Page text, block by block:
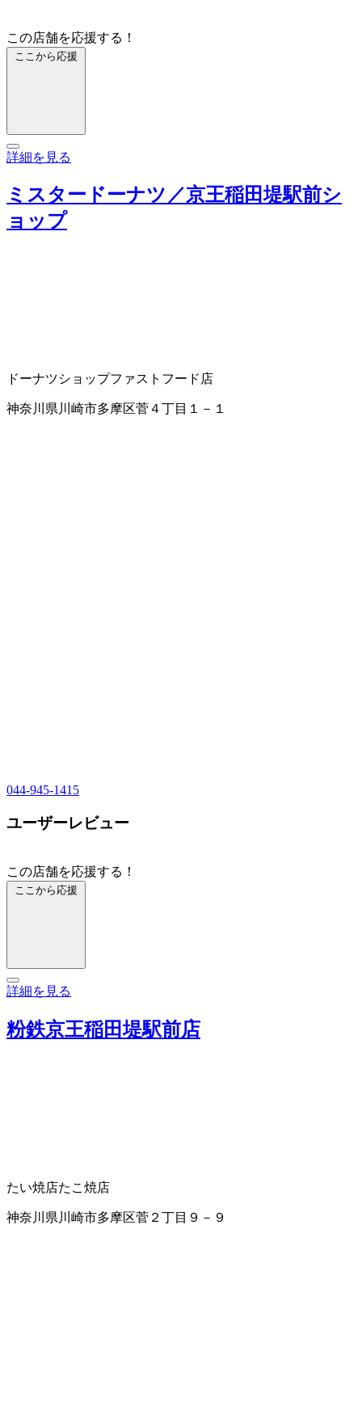
この店舗を応援する！
ここから応援
詳細を見る
ミスタードーナツ／京王稲田堤駅前シ
ョップ
ドーナツショップファストフード店
神奈川県川崎市多摩区菅４丁目１－１
044-945-1415
ユーザーレビュー
この店舗を応援する！
ここから応援
詳細を見る
粉鉄京王稲田堤駅前店
たい焼店たこ焼店
神奈川県川崎市多摩区菅２丁目９－９